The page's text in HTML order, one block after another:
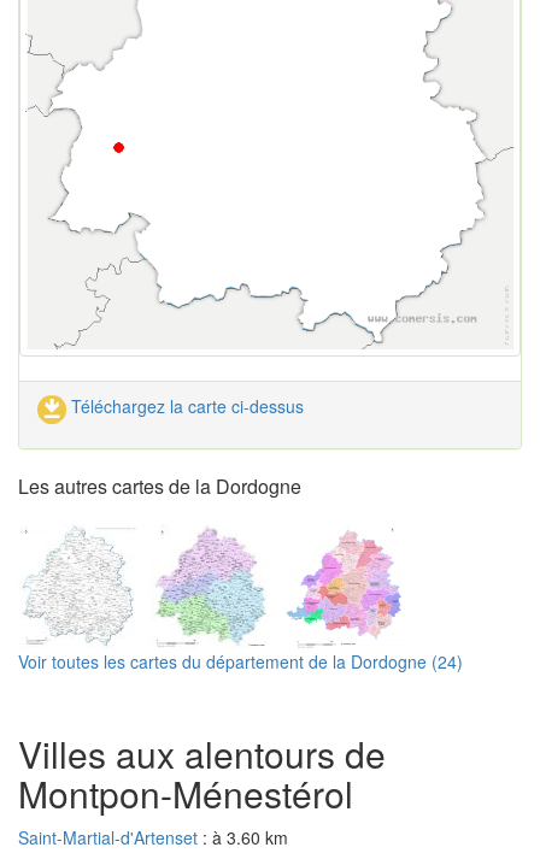
Téléchargez la carte ci-dessus
Les autres cartes de la Dordogne
Voir toutes les cartes du département de la Dordogne (24)
Villes aux alentours de
Montpon-Ménestérol
Saint-Martial-d'Artenset : à 3.60 km